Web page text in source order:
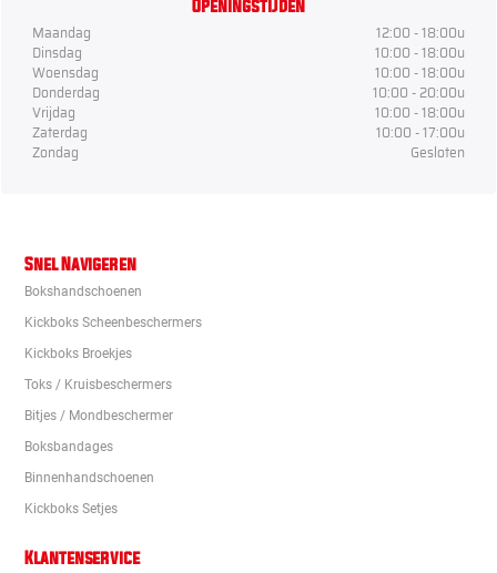
Openingstijden
Maandag
12:00 - 18:00u
Dinsdag
10:00 - 18:00u
Woensdag
10:00 - 18:00u
Donderdag
10:00 - 20:00u
Vrijdag
10:00 - 18:00u
Zaterdag
10:00 - 17:00u
Zondag
Gesloten
Snel Navigeren
Bokshandschoenen
Kickboks Scheenbeschermers
Kickboks Broekjes
Toks / Kruisbeschermers
Bitjes / Mondbeschermer
Boksbandages
Binnenhandschoenen
Kickboks Setjes
Klantenservice